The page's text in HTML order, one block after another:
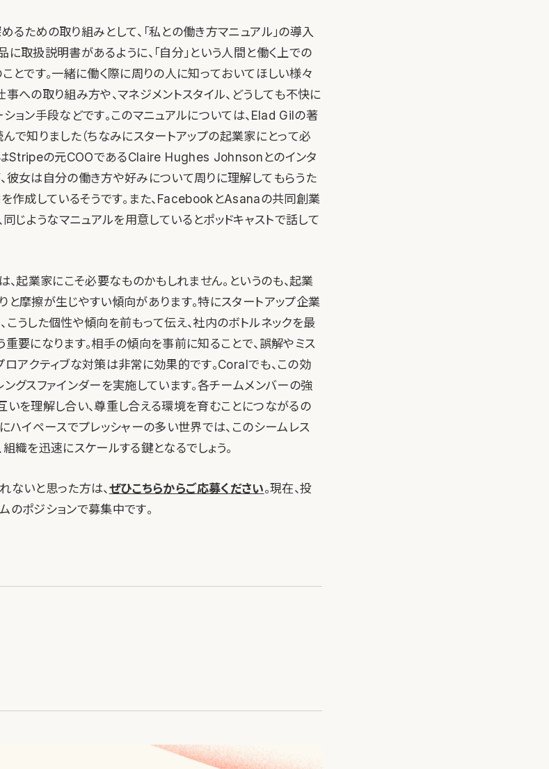
ための取り組みとして、「私との働き方マニュアル」の導入
に取扱説明書があるように、「自分」という人間と働く上での
ことです。一緒に働く際に周りの人に知っておいてほしい様々
への取り組み方や、マネジメントスタイル、どうしても不快に
ョン手段などです。このマニュアルについては、Elad Gilの著
んで知りました（ちなみにスタートアップの起業家にとって必
はStripeの元COOであるClaire Hughes Johnsonとのインタ
彼女は自分の働き方や好みについて周りに理解してもらうた
を作成しているそうです。また、FacebookとAsanaの共同創業
ようなマニュアルを用意しているとポッドキャストで話して
、起業家にこそ必要なものかもしれません。というのも、起業
と摩擦が生じやすい傾向があります。特にスタートアップ企業
こうした個性や傾向を前もって伝え、社内のボトルネックを最
重要になります。相手の傾向を事前に知ることで、誤解やミス
ロアクティブな対策は非常に効果的です。Coralでも、この効
グスファインダーを実施しています。各チームメンバーの強
いを理解し合い、尊重し合える環境を育むことにつながるの
ハイペースでプレッシャーの多い世界では、このシームレス
織を迅速にスケールする鍵となるでしょう。
ないと思った方は、ぜひこちらからご応募ください。現在、投
のポジションで募集中です。